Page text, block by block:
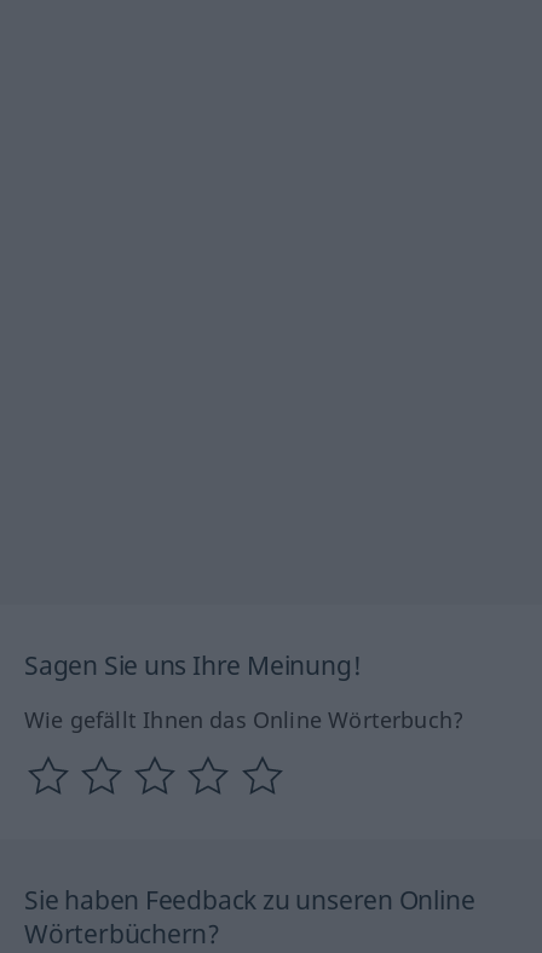
Sagen Sie uns Ihre Meinung!
Wie gefällt Ihnen das Online Wörterbuch?
Sie haben Feedback zu unseren Online
Wörterbüchern?